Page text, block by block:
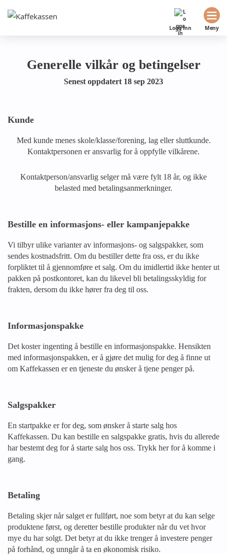
Meny
Logg inn
Generelle vilkår og betingelser
Senest oppdatert 18 sep 2023
Kunde
Med kunde menes skole/klasse/forening, lag eller sluttkunde.
Kontaktpersonen er ansvarlig for å oppfylle vilkårene.
Kontaktperson/ansvarlig selger må være fylt 18 år, og ikke
belasted med betalingsanmerkninger.
Bestille en informasjons- eller kampanjepakke
Vi tilbyr ulike varianter av informasjons- og salgspakker, som
sendes kostnadsfritt. Om du bestiller dette fra oss, er du ikke
forpliktet til å gjennomføre et salg. Om du imidlertid ikke henter ut
pakken på postkontoret, kan du likevel bli betalingsskyldig for
frakten, dersom du ikke hører fra deg til oss.
Informasjonspakke
Det koster ingenting å bestille en informasjonspakke. Hensikten
med informasjonspakken, er å gjøre det mulig for deg å finne ut
om Kaffekassen er en tjeneste du ønsker å tjene penger på.
Salgspakker
En startpakke er for deg, som ønsker å starte salg hos
Kaffekassen. Du kan bestille en salgspakke gratis, hvis du allerede
har bestemt deg for å starte salg hos oss. Trykk her for å komme i
gang.
Betaling
Betaling skjer når salget er fullført, noe som betyr at du kan selge
produktene først, og deretter bestille produkter når du vet hvor
mye du har solgt. Det betyr at du ikke trenger å investere penger
på forhånd, og unngår å ta en økonomisk risiko.